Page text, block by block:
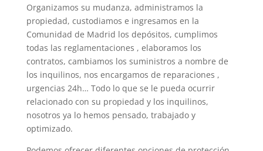
Organizamos su mudanza, administramos la
propiedad, custodiamos e ingresamos en la
Comunidad de Madrid los depósitos, cumplimos
todas las reglamentaciones , elaboramos los
contratos, cambiamos los suministros a nombre de
los inquilinos, nos encargamos de reparaciones ,
urgencias 24h… Todo lo que se le pueda ocurrir
relacionado con su propiedad y los inquilinos,
nosotros ya lo hemos pensado, trabajado y
optimizado.